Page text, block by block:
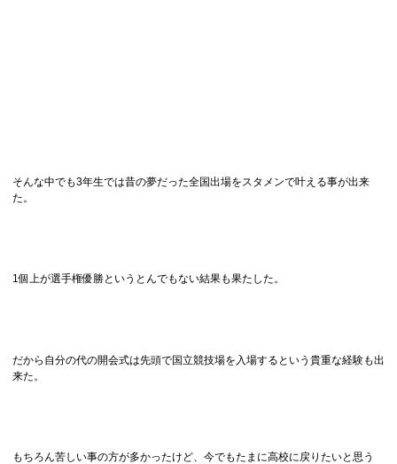
そんな中でも3年生では昔の夢だった全国出場をスタメンで叶える事が出来
た。
1個上が選手権優勝というとんでもない結果も果たした。
だから自分の代の開会式は先頭で国立競技場を入場するという貴重な経験も出
来た。
もちろん苦しい事の方が多かったけど、今でもたまに高校に戻りたいと思う